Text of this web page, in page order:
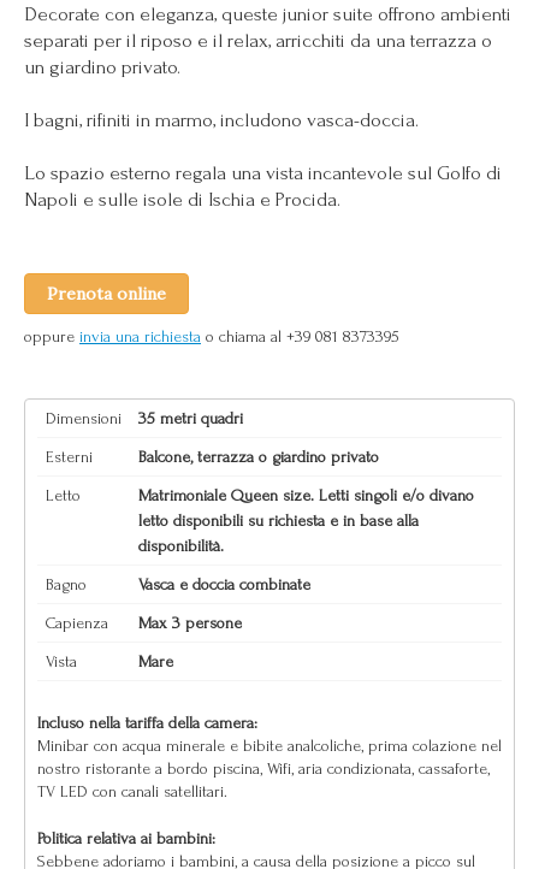
Decorate con eleganza, queste junior suite offrono ambienti
separati per il riposo e il relax, arricchiti da una terrazza o
un giardino privato.
I bagni, rifiniti in marmo, includono vasca-doccia.
Lo spazio esterno regala una vista incantevole sul Golfo di
Napoli e sulle isole di Ischia e Procida.
Prenota online
oppure invia una richiesta o chiama al +39 081 8373395
Dimensioni 35 metri quadri
Esterni Balcone, terrazza o giardino privato
Letto
Matrimoniale Queen size. Letti singoli e/o divano
letto disponibili su richiesta e in base alla
disponibilità.
Bagno Vasca e doccia combinate
Capienza Max 3 persone
Vista Mare
Incluso nella tariffa della camera:
Minibar con acqua minerale e bibite analcoliche, prima colazione nel
nostro ristorante a bordo piscina, Wifi, aria condizionata, cassaforte,
TV LED con canali satellitari.
Politica relativa ai bambini:
Sebbene adoriamo i bambini, a causa della posizione a picco sul